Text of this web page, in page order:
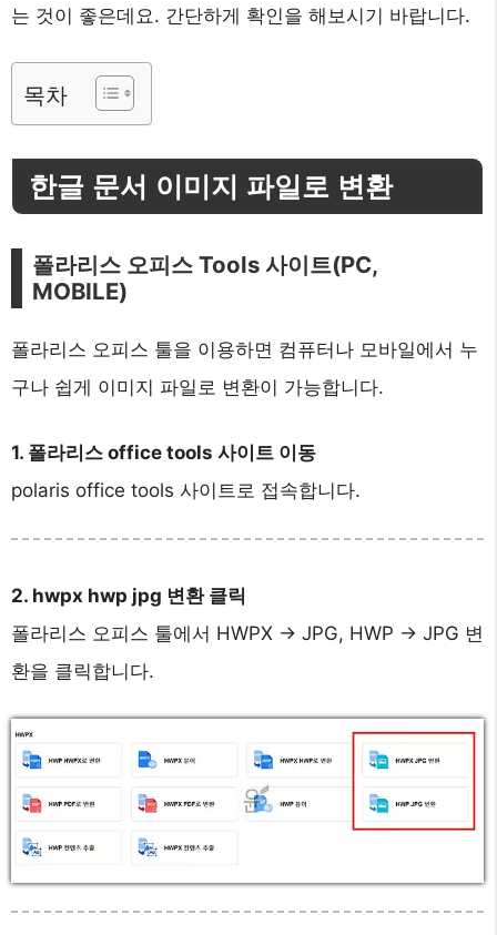
는 것이 좋은데요. 간단하게 확인을 해보시기 바랍니다.
목차
한글 문서 이미지 파일로 변환
폴라리스 오피스 Tools 사이트(PC,
MOBILE)
폴라리스 오피스 툴을 이용하면 컴퓨터나 모바일에서 누
구나 쉽게 이미지 파일로 변환이 가능합니다.
1. 폴라리스 office tools 사이트 이동
polaris office tools 사이트로 접속합니다.
2. hwpx hwp jpg 변환 클릭
폴라리스 오피스 툴에서 HWPX -> JPG, HWP -> JPG 변
환을 클릭합니다.